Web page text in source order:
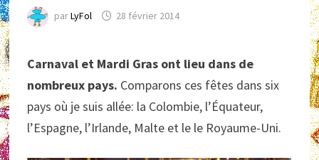
parLyFol 28 février 2014
Carnaval et Mardi Gras ont lieu dans de
nombreux pays. Comparons ces fêtes dans six
pays où je suis allée: la Colombie, l’Équateur,
l’Espagne, l’Irlande, Malte et le le Royaume-Uni.